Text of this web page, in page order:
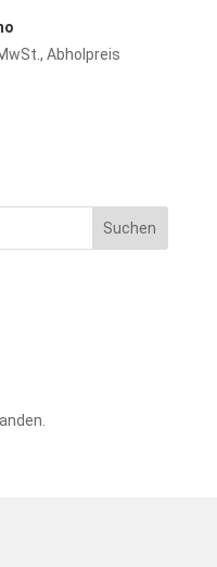
Abholpreis
Suchen